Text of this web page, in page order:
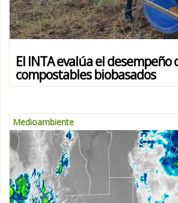
El INTA evalúa el desempeño
compostables biobasados
Medioambiente